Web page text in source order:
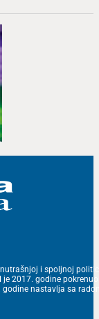
i spoljnoj
2017. godine
godine nastavlja sa